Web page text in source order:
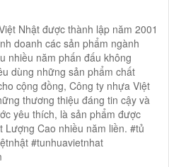
Nhật được thành lập năm 2001
doanh các sản phẩm ngành
nhiều năm phấn đấu không
dùng những sản phẩm chất
cộng đồng, Công ty nhựa Việt
thương thiệu đáng tin cậy và
yêu thích, là sản phẩm được
Lượng Cao nhiều năm liền. #tủ
#tunhuavietnhat